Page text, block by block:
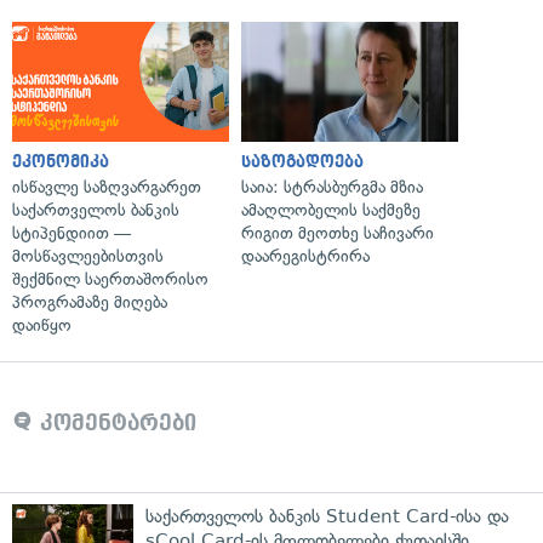
ეკონომიკა
ისწავლე საზღვარგარეთ
საქართველოს ბანკის
სტიპენდიით —
მოსწავლეებისთვის
შექმნილ საერთაშორისო
პროგრამაზე მიღება
დაიწყო
საზოგადოება
საია: სტრასბურგმა მზია
ამაღლობელის საქმეზე
რიგით მეოთხე საჩივარი
დაარეგისტრირა
კომენტარები
საქართველოს ბანკის Student Card-ისა და